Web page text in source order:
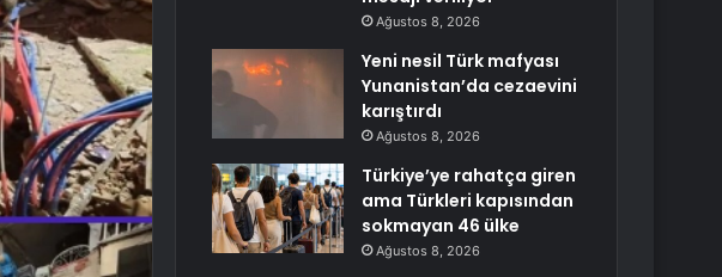
Ağustos 8, 2026
Yeni nesil Türk mafyası
Yunanistan’da cezaevini
karıştırdı
Ağustos 8, 2026
Türkiye’ye rahatça giren
ama Türkleri kapısından
sokmayan 46 ülke
Ağustos 8, 2026